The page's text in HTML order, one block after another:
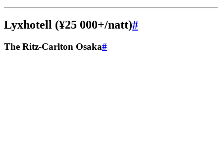
Lyxhotell (¥25 000+/natt)#
The Ritz-Carlton Osaka#